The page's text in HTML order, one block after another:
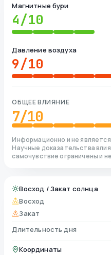
Магнитные бури
4/10
Давление воздуха
9/10
ОБЩЕЕ ВЛИЯНИЕ
7/10
Информационно и не
Научные доказательства
самочувствие ограничены и
Восход / Закат солнца
Восход
Закат
Длительность дня
Координаты